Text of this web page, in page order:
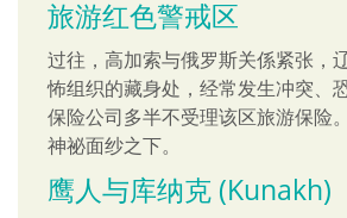
旅游红色警戒区
过往，高加索与俄罗斯关係紧张，
怖组织的藏身处，经常发生冲突、
保险公司多半不受理该区旅游保险
神祕面纱之下。
鹰人与库纳克 (Kunakh)